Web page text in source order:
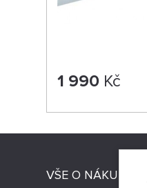
1 990 Kč
VŠE O NÁKUPU